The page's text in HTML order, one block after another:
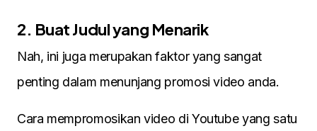
2. Buat Judul yang Menarik
Nah, ini juga merupakan faktor yang sangat
penting dalam menunjang promosi video anda.
Cara mempromosikan video di Youtube yang satu